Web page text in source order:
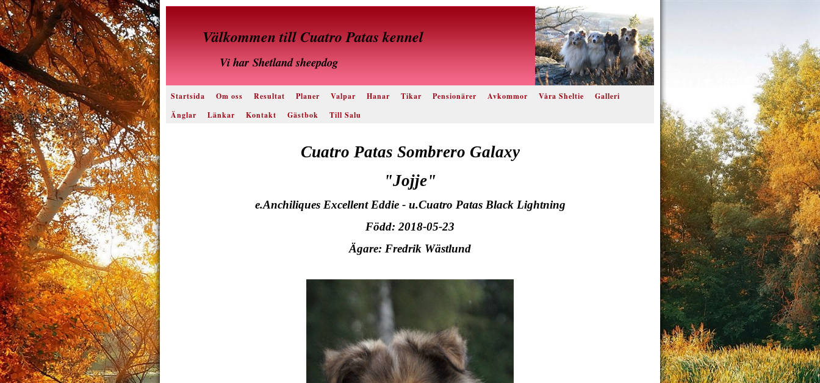
Välkommen till Cuatro Patas kennel
Vi harShetland sheepdog
Startsida Om oss Resultat Planer Valpar Hanar Tikar Pensionärer Avkommor Våra Sheltie
Galleri
Änglar
Länkar Kontakt Gästbok Till Salu
Cuatro Patas Sombrero Galaxy
"Jojje"
e.Anchiliques Excellent Eddie - u.Cuatro Patas Black Lightning
Född: 2018-05-23
Ägare: Fredrik Wästlund